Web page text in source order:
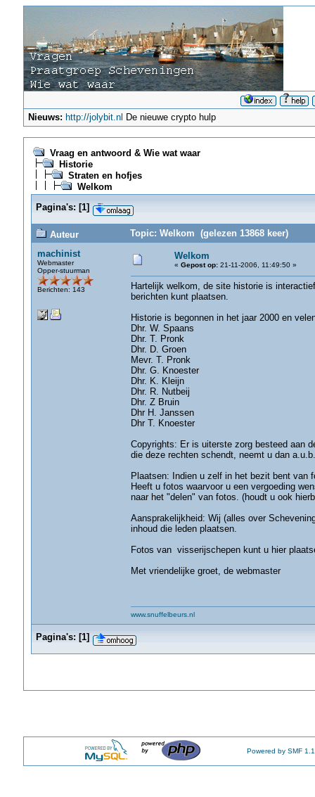
Nieuws: http://jolybit.nl De nieuwe crypto hulp
Vraag en antwoord & Wie wat waar
Historie
Straten en hofjes
Welkom
Pagina's: [1]
Auteur
Topic: Welkom (gelezen 13868 keer)
machinist
Webmaster
Opper-stuurman
Berichten: 143
Welkom
« Gepost op:21-11-2006, 11:49:50 »
Hartelijk welkom, de site historie is
berichten kunt plaatsen.
Historie is begonnen in het jaar 2000 en
Dhr. W. Spaans
Dhr. T. Pronk
Dhr. D. Groen
Mevr. T. Pronk
Dhr. G. Knoester
Dhr. K. Kleijn
Dhr. R. Nutbeij
Dhr. Z Bruin
Dhr H. Janssen
Dhr T. Knoester
Copyrights: Er is uiterste zorg besteed aan
die deze rechten schendt, neemt u dan
Plaatsen: Indien u zelf in het bezit bent van
Heeft u fotos waarvoor u een vergoeding
naar het "delen" van fotos. (houdt u ook
Aansprakelijkheid: Wij (alles over
inhoud die leden plaatsen.
Fotos van visserijschepen kunt u hier
Met vriendelijke groet, de webmaster
www.snuffelbeurs.nl
Pagina's: [1]
Powered by SMF